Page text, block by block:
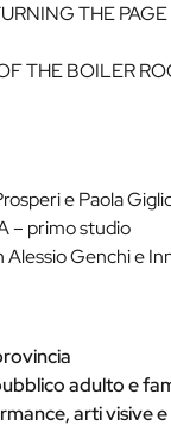
THE PAGE
THE BOILER
e Paola
– primo studio
Alessio Genchi e
adulto e
arti visive